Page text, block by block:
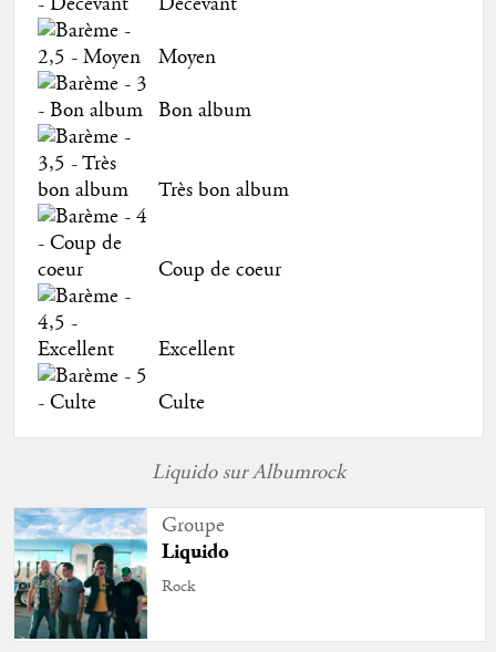
Moyen
Bon album
Très bon album
Coup de coeur
Excellent
Culte
Liquido sur Albumrock
Groupe
Liquido
Rock